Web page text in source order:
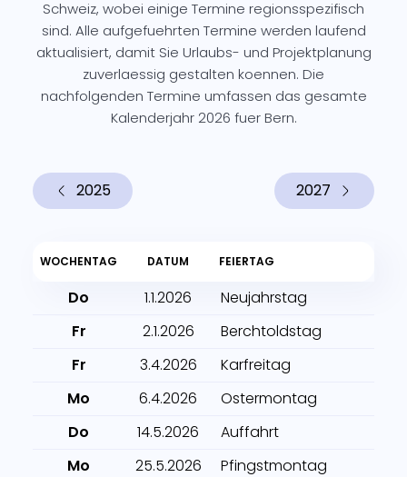
Schweiz, wobei einige Termine regionsspezifisch
sind. Alle aufgefuehrten Termine werden laufend
aktualisiert, damit Sie Urlaubs- und Projektplanung
zuverlaessig gestalten koennen. Die
nachfolgenden Termine umfassen das gesamte
Kalenderjahr 2026 fuer Bern.
2025 2027
WOCHENTAG DATUM FEIERTAG
Do 1.1.2026
Neujahrstag
Fr
2.1.2026
Berchtoldstag
Fr
3.4.2026
Karfreitag
Mo
6.4.2026
Ostermontag
Do
14.5.2026
Auffahrt
Mo
25.5.2026
Pfingstmontag